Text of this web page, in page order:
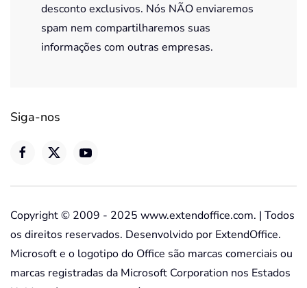
desconto exclusivos. Nós NÃO enviaremos
spam nem compartilharemos suas
informações com outras empresas.
Siga-nos
Copyright © 2009 - 2025 www.extendoffice.com. | Todos
os direitos reservados. Desenvolvido por ExtendOffice.
Microsoft e o logotipo do Office são marcas comerciais ou
marcas registradas da Microsoft Corporation nos Estados